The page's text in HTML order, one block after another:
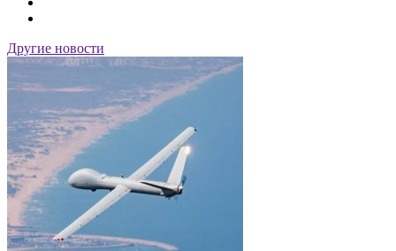
Другие новости